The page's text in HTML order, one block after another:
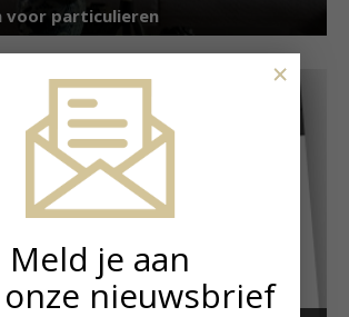
voor particulieren
Meld je aan
nieuwsbrief
×